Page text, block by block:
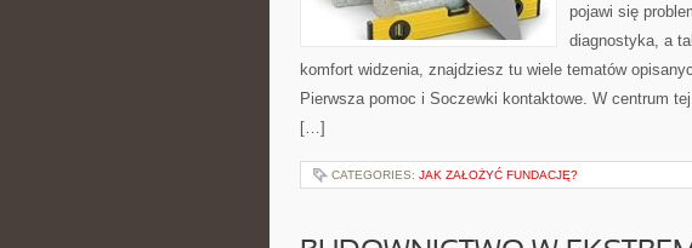
pojawi się
diagnostyka, a
komfort widzenia, znajdziesz tu wiele tematów
Pierwsza pomoc i Soczewki kontaktowe. W centrum
[…]
CATEGORIES: JAK ZAŁOŻYĆ FUNDACJĘ?